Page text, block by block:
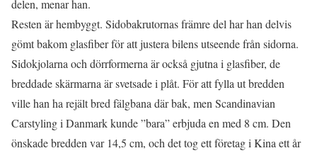
delen, menar han.
Resten är hembyggt. Sidobakrutornas främre del har han delvis
gömt bakom glasfiber för att justera bilens utseende från sidorna.
Sidokjolarna och dörrformerna är också gjutna i glasfiber, de
breddade skärmarna är svetsade i plåt. För att fylla ut bredden
ville han ha rejält bred fälgbana där bak, men Scandinavian
Carstyling i Danmark kunde ”bara” erbjuda en med 8 cm. Den
önskade bredden var 14,5 cm, och det tog ett företag i Kina ett år